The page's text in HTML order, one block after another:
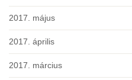
2017. május
2017. április
2017. március